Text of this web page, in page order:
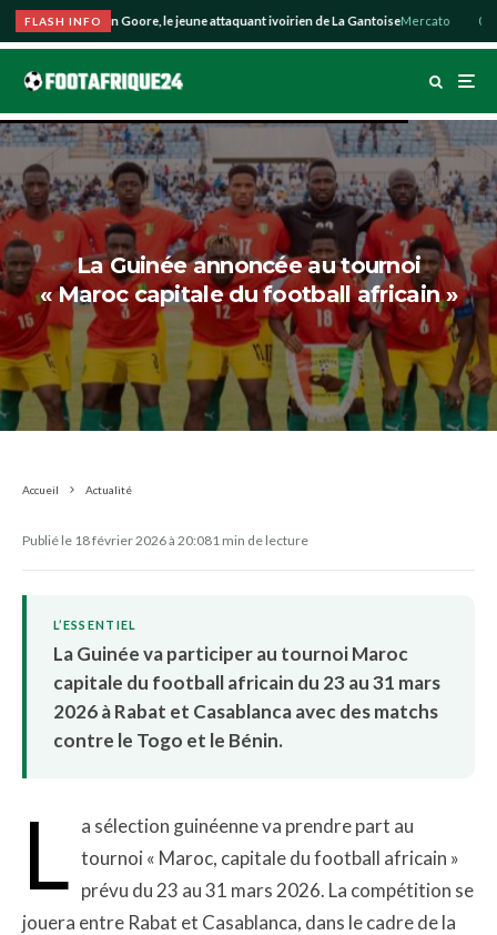
FLASH INFO
la piste Hyllarion Goore, le jeune attaquant ivoirien de La GantoiseMercato 09:33
La Guinée annoncée au tournoi
« Maroc capitale du football africain »
Accueil Actualité
Publié le 18 février 2026 à 20:081 min de lecture
L’ESSENTIEL
La Guinée va participer au tournoi Maroc
capitale du football africain du 23 au 31 mars
2026 à Rabat et Casablanca avec des matchs
contre le Togo et le Bénin.
L a sélection guinéenne va prendre part au
tournoi « Maroc, capitale du football africain »
prévu du 23 au 31 mars 2026. La compétition se
jouera entre Rabat et Casablanca, dans le cadre de la